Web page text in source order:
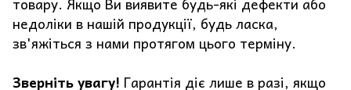
недоліки в нашій продукції, будь ласка,
зв'яжіться з нами протягом цього терміну.
Зверніть увагу! Гарантія діє лише в разі, якщо